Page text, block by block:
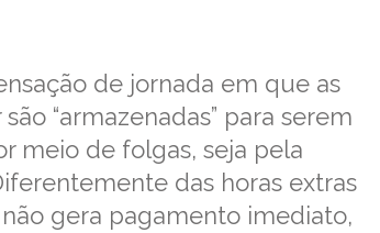
de jornada em que as
“armazenadas” para serem
meio de folgas, seja pela
das horas extras
gera pagamento imediato,